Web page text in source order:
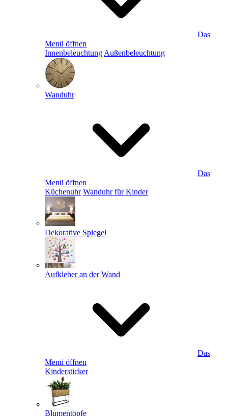
Das
Menü öffnen
Innenbeleuchtung Außenbeleuchtung
Wanduhr
Das
Menü öffnen
Küchenuhr Wanduhr für Kinder
Dekorative Spiegel
Aufkleber an der Wand
Das
Menü öffnen
Kindersticker
Blumentöpfe